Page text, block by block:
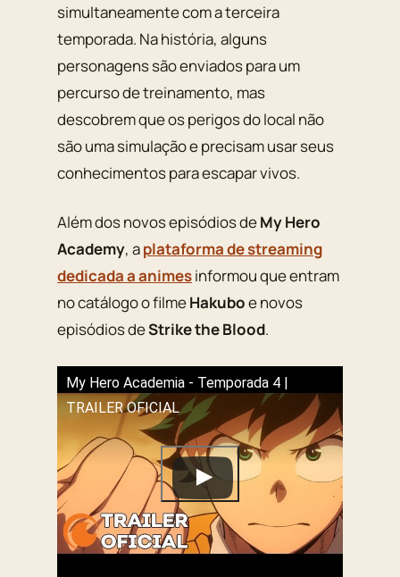
simultaneamente com a terceira
temporada. Na história, alguns
personagens são enviados para um
percurso de treinamento, mas
descobrem que os perigos do local não
são uma simulação e precisam usar seus
conhecimentos para escapar vivos.
Além dos novos episódios deMy Hero
Academy, aplataforma de streaming
dedicada a animesinformou que entram
no catálogo o filmeHakuboe novos
episódios deStrike the Blood.
My Hero Academia - Temporada 4 |
TRAILER OFICIAL